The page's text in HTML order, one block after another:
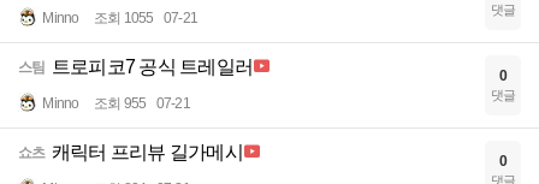
Minno 조회 1055 07-21 댓글
스팀 트로피코7 공식 트레일러
Minno 조회 955 07-21
0
댓글
쇼츠 캐릭터 프리뷰 길가메시 0
댓글